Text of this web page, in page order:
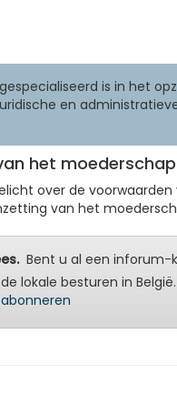
is in het
en
het
over de
van het
Bent u al een inforum-
lokale besturen in